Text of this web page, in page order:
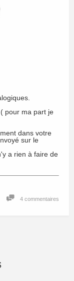
pour ma part je
dans votre
sur le
a rien à faire de
4 commentaires